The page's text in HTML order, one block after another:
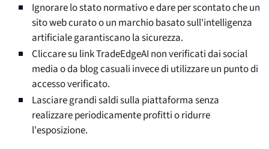
Ignorare lo stato normativo e dare per scontato che un
sito web curato o un marchio basato sull'intelligenza
artificiale garantiscano la sicurezza.
Cliccare su link TradeEdgeAI non verificati dai social
media o da blog casuali invece di utilizzare un punto di
accesso verificato.
Lasciare grandi saldi sulla piattaforma senza
realizzare periodicamente profitti o ridurre
l'esposizione.